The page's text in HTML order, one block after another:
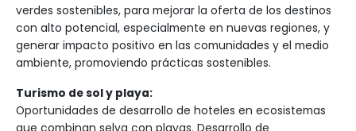
objetivo de posicionar la sostenibilidad como
fundamental para el desarrollo del turismo.
política, se busca que el turismo sea una
de conservación ambiental que promueva el
desarrollo de las comunidades locales, siendo
Colombia uno de los pocos países del mundo